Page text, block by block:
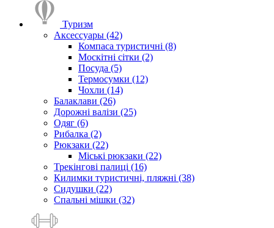
Туризм
Аксессуары (42)
Компаса туристичні (8)
Москітні сітки (2)
Посуда (5)
Термосумки (12)
Чохли (14)
Балаклави (26)
Дорожні валізи (25)
Одяг (6)
Рибалка (2)
Рюкзаки (22)
Міські рюкзаки (22)
Трекінгові палиці (16)
Килимки туристичні, пляжні (38)
Сидушки (22)
Спальні мішки (32)